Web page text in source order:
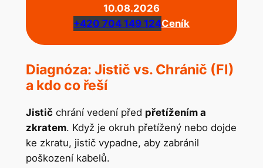
10.08.2026
+420 704 149 124Ceník
Diagnóza: Jistič vs. Chránič (FI)
a kdo co řeší
Jistič chrání vedení před přetížením a
zkratem. Když je okruh přetížený nebo dojde
ke zkratu, jistič vypadne, aby zabránil
poškození kabelů.